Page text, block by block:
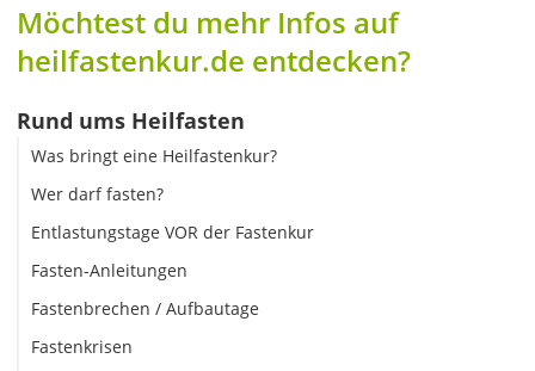
Möchtest du mehr Infos auf
heilfastenkur.de entdecken?
Rund ums Heilfasten
Was bringt eine Heilfastenkur?
Wer darf fasten?
Entlastungstage VOR der Fastenkur
Fasten-Anleitungen
Fastenbrechen / Aufbautage
Fastenkrisen